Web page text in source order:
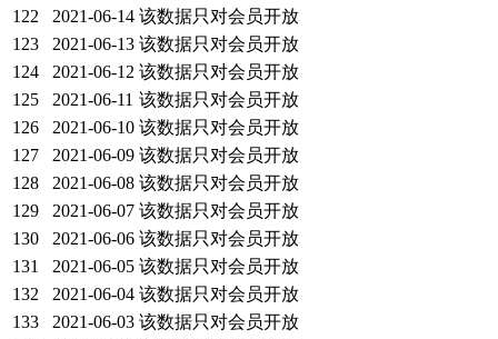
122
2021-06-14 该数据只对会员开放
123
2021-06-13 该数据只对会员开放
124
2021-06-12 该数据只对会员开放
125
2021-06-11 该数据只对会员开放
126
2021-06-10 该数据只对会员开放
127
2021-06-09 该数据只对会员开放
128
2021-06-08 该数据只对会员开放
129
2021-06-07 该数据只对会员开放
130
2021-06-06 该数据只对会员开放
131
2021-06-05 该数据只对会员开放
132
2021-06-04 该数据只对会员开放
133
2021-06-03 该数据只对会员开放